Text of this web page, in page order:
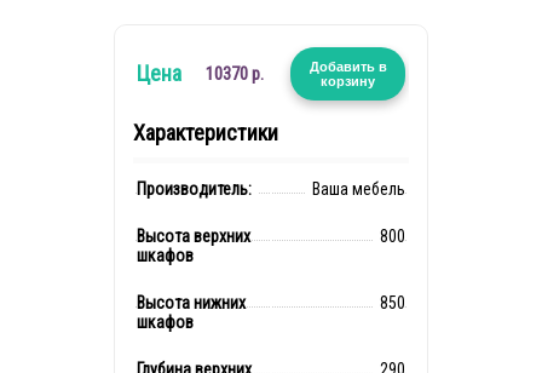
Цена 10370 р.
Добавить в
корзину
Характеристики
Производитель: Ваша мебель
Высота верхних
шкафов
800
Высота нижних
шкафов
850